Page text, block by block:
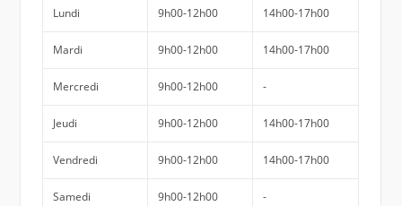
Lundi 9h00-12h00 14h00-17h00
Mardi 9h00-12h00 14h00-17h00
Mercredi 9h00-12h00 -
Jeudi 9h00-12h00 14h00-17h00
Vendredi 9h00-12h00 14h00-17h00
Samedi 9h00-12h00 -